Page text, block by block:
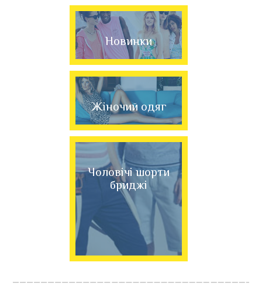
Новинки
Жіночий одяг
Чоловічі шорти
бриджі